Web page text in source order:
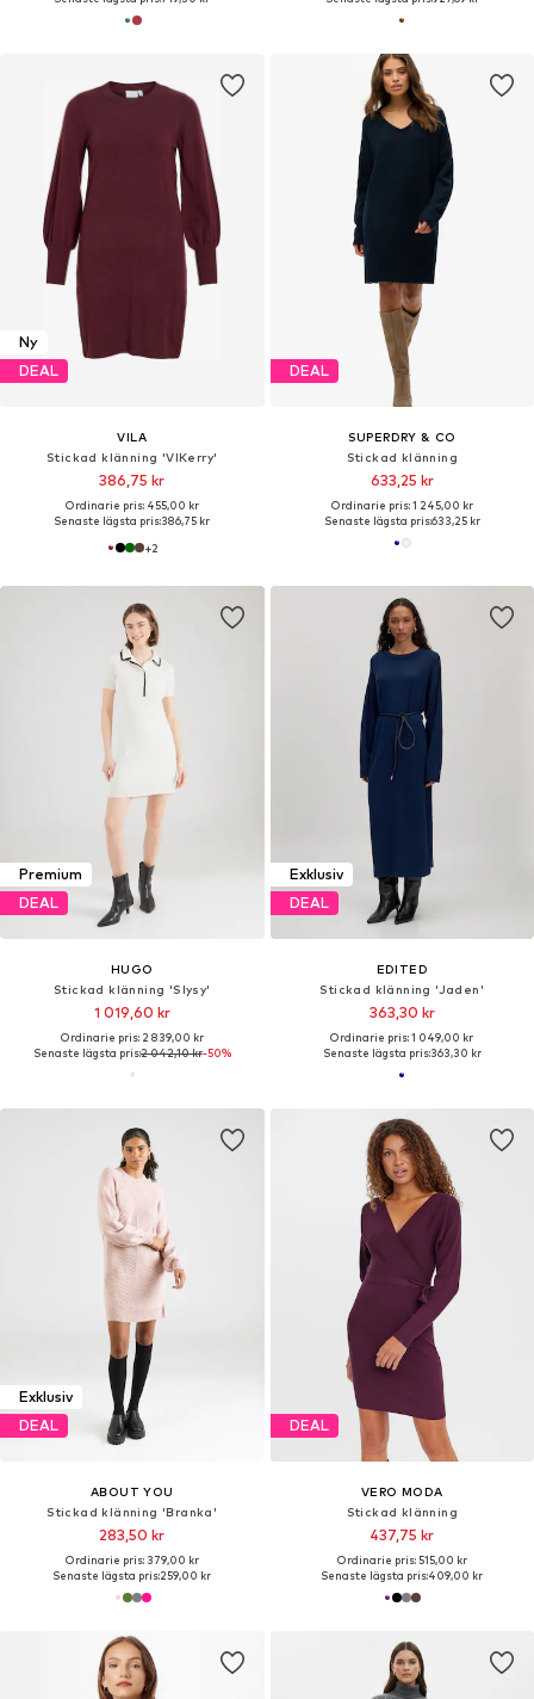
Ny
DEAL
VILA
Stickad klänning 'VIKerry'
386,75 kr
Ordinarie pris: 455,00 kr
Senaste lägsta pris:386,75 kr
+2
DEAL
SUPERDRY & CO
Stickad klänning
633,25 kr
Ordinarie pris: 1 245,00 kr
Senaste lägsta pris:633,25 kr
Premium
DEAL
HUGO
Stickad klänning 'Slysy'
1 019,60 kr
Ordinarie pris: 2 839,00 kr
Senaste lägsta pris:2 042,10 kr-50%
Exklusiv
DEAL
EDITED
Stickad klänning 'Jaden'
363,30 kr
Ordinarie pris: 1 049,00 kr
Senaste lägsta pris:363,30 kr
Exklusiv
DEAL
ABOUT YOU
Stickad klänning 'Branka'
283,50 kr
Ordinarie pris: 379,00 kr
Senaste lägsta pris:259,00 kr
DEAL
VERO MODA
Stickad klänning
437,75 kr
Ordinarie pris: 515,00 kr
Senaste lägsta pris:409,00 kr